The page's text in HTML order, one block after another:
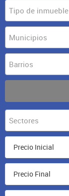
Tipo de inmueble
Municipios
Barrios
Sectores